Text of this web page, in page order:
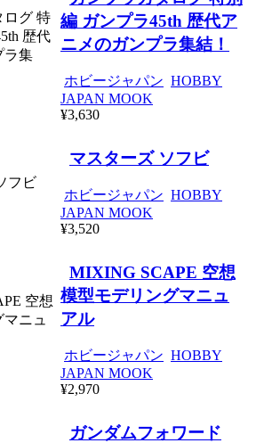
編 ガンプラ45th 歴代ア
ニメのガンプラ集結！
ホビージャパン HOBBY
JAPAN MOOK
¥3,630
マスターズ ソフビ
ホビージャパン HOBBY
JAPAN MOOK
¥3,520
MIXING SCAPE 空想
模型モデリングマニュ
アル
ホビージャパン HOBBY
JAPAN MOOK
¥2,970
ガンダムフォワード